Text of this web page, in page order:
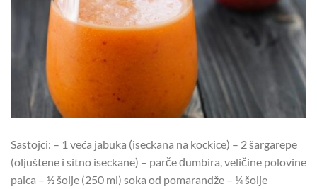
Sastojci: – 1 veća jabuka (iseckana na kockice) – 2 šargarepe
(oljuštene i sitno iseckane) – parče đumbira, veličine polovine
palca – ½ šolje (250 ml) soka od pomarandže – ¼ šolje